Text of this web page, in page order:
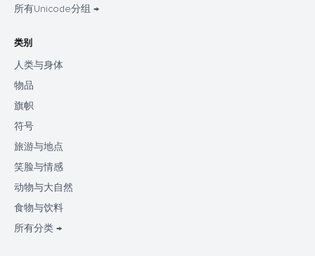
所有Unicode分组 →
类别
人类与身体
物品
旗帜
符号
旅游与地点
笑脸与情感
动物与大自然
食物与饮料
所有分类 →